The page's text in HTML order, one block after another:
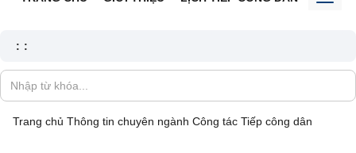
: :
Trang chủ Thông tin chuyên ngành Công tác Tiếp công dân